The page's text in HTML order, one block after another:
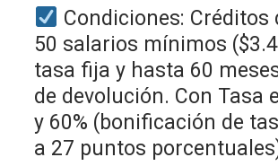
Condiciones: Créditos
50 salarios mínimos
tasa fija y hasta 60
de devolución. Con Tasa
y 60% (bonificación de
a 27 puntos